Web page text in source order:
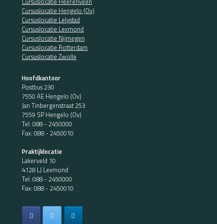
Cursuslocatie Hengelo (Ov)
Cursuslocatie Lelystad
Cursuslocatie Lexmond
Cursuslocatie Nijmegen
Cursuslocatie Rotterdam
Cursuslocatie Zwolle
Hoofdkantoor
Postbus 230
7550 AE Hengelo (Ov)
Jan Tinbergenstraat 253
7559 SP Hengelo (Ov)
Tel: 088 - 2450000
Fax: 088 - 2450010
Praktijklocatie
Lakerveld 10
4128 LJ Lexmond
Tel: 088 - 2450000
Fax: 088 - 2450010